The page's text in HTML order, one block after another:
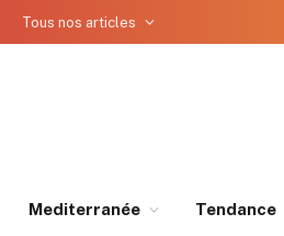
Tous nos articles
Mediterranée Tendance